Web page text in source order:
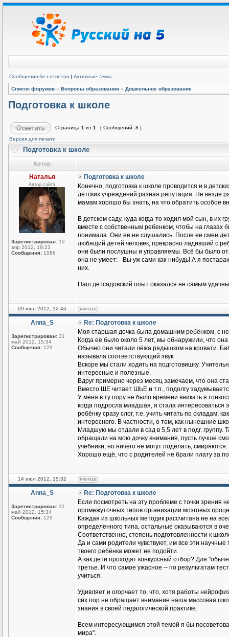
Сообщения без ответов | Активные темы
Список форумов » Вопросы образования » Дошкольное образование
Подготовка к школе
Страница 1 из 1
[ Сообщений: 8 ]
Версия для печати
Подготовка к школе
Автор
Наталья
Автор сайта
Зарегистрирован: 12
апр 2012, 19:23
Сообщения: 1086
Подготовка к школе
Конечно, подготовка к школе проводится и в
детских учреждений разная репутация. Не везде
мамам хорошо бы знать, на что обратить особое
В детском саду, куда когда-то ходил мой сын, в
вместе с собственным ребенком, чтобы на глазах
понимала. Они ее не слушались. После ее смен
любящий детей человек, прекрасно ладивший с
они были послушны и управляемы. Всё бы было
она не умеет: - Вы уж сами как-нибудь! А я
них.
Наш детсадовский опыт оказался не самым
09 июл 2012, 12:46
Anna_S
Зарегистрирован: 31
май 2012, 15:34
Сообщения: 129
Re: Подготовка к школе
Моя старшая дочка была домашним ребёнком, с
Когда её было около 5 лет, мы обнаружили, что
Обычно они читали лёжа рядышком на кровати.
называла соответствующий звук.
Вскоре мы стали ходить на подготовишку.
интересные и полезные.
Вдруг примерно через месяц замечаем, что она
Вместо ШЕ читает ШЬЕ и т.п., подолгу
У меня в ту пору не было времени вникать в
когда подросла младшая, я стала
ребёнку сразу слог, т.е. учить читать по складам,
интересного. В частности, о том, как нынешние
Младшую мы отдали в сад в 5,5 лет в подг. группу.
обращали на мою дочку внимания, пусть лучше
учебники, но ничего не могут поделать, смиряются.
Хорошо ещё, что с родителей не брали плату за
14 июл 2012, 15:32
Anna_S
Зарегистрирован: 31
май 2012, 15:34
Сообщения: 129
Re: Подготовка к школе
Если посмотреть на эту проблемe с точки зрения
промежуточных типов организации мозговых
Каждая из школьных методик рассчитана не на
определённого типа, остальные оказываются в
Соответственно, степень подготовленности к
Да и сами родители чувствуют, им все эти
твоего ребёнка может не подойти.
А как дети проходят конкурсный отбор? Для
третье. И что самое ужасное -- по результатам
учиться.
Удивляет и огорчает то, что, хотя работы
сих пор не обращает внимание наша массовая
знания в своей педагогической практике.
Всем интересующимся этой темой я бы
мира".